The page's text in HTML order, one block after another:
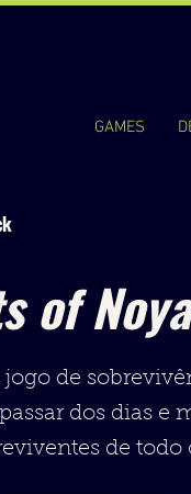
GAMES
of
de
dos dias e
de